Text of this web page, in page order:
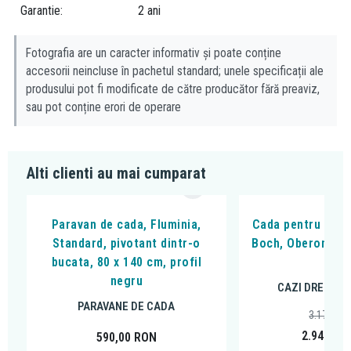
sudat longitudinal
garnitura
Compania Alcadrain este producatoare de sifoane, ventile,
rezervoare WC incastrate, canale de scurgere pentru dus, capace
Garantie 2 ani
Fotografia are un caracter informativ și poate conține
accesorii neincluse în pachetul standard; unele specificații ale
produsului pot fi modificate de către producător fără preaviz,
sau pot conține erori de operare
Alti clienti au mai cumparat
Paravan de cada, Fluminia,
Standard, pivotant dintr-o
bucata, 80 x 140 cm, profil
negru
PARAVANE DE CADA
590,00 RON
Cada pentru
Boch, Oberon,
CAZI
2.949,00
3.171,88